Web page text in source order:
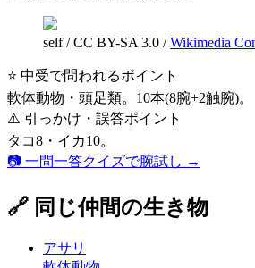
self/CC BY-SA 3.0 / Wikimedia
⭐ 中受で問われるポイント
軟体動物・頭足類。10本(8腕+2触腕)。
⚠️ 引っかけ・誤答ポイント
タコ8・イカ10。
📷 一問一答クイズで腕試し →
🔗 同じ仲間の生き物
アサリ